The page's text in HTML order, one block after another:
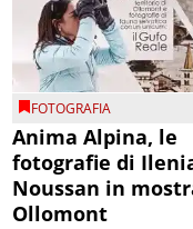
FOTOGRAFIA
Anima Alpina, le
fotografie di
Noussan in
Ollomont